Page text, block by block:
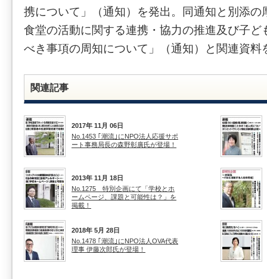
携について」（通知）を発出。同通知と別添の
食堂の活動に関する連携・協力の推進及び子ど
べき事項の周知について」（通知）と関連資料
関連記事
2017年 11月 06日
No.1453 ｢潮流｣にNPO法人応援サポ
ート事務局長の森野彰廣氏が登場！
2013年 11月 18日
No.1275 特別企画にて「学校とホ
ームページ、課題と可能性は？」を
掲載！
2018年 5月 28日
No.1478 ｢潮流｣にNPO法人OVA代表
理事 伊藤次郎氏が登場！